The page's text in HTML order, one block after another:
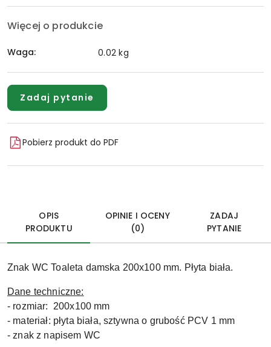
Więcej o produkcie
Waga: 0.02 kg
Zadaj pytanie
Pobierz produkt do PDF
OPIS
PRODUKTU
OPINIE I OCENY
(0)
ZADAJ
PYTANIE
Znak WC Toaleta damska 200x100 mm. Płyta biała.
Dane techniczne:
- rozmiar: 200x100 mm
- materiał: płyta biała, sztywna o grubość PCV 1 mm
- znak z napisem WC